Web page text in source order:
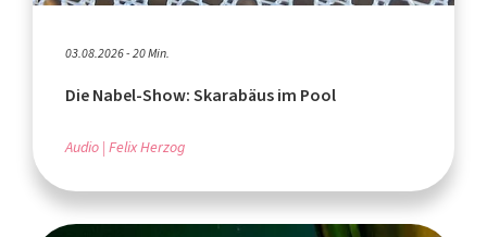
03.08.2026 - 20 Min.
Die Nabel-Show: Skarabäus im Pool
Audio Felix Herzog